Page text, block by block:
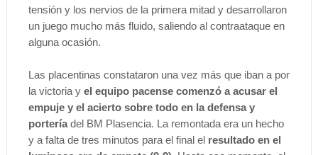
tensión y los nervios de la primera mitad y desarrollaron
un juego mucho más fluido, saliendo al contraataque en
alguna ocasión.
Las placentinas constataron una vez más que iban a por
la victoria y el equipo pacense comenzó a acusar el
empuje y el acierto sobre todo en la defensa y
porteríadel BM Plasencia. La remontada era un hecho
y a falta de tres minutos para el final el resultado en el